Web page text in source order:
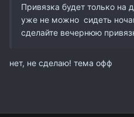
Привязка будет только на
уже не можно сидеть
сделайте вечернюю
нет, не сделаю! тема офф